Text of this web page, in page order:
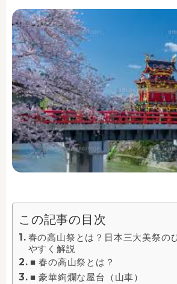
この記事の目次
春の高山祭とは？日本三大美祭の
やすく解説
■ 春の高山祭とは？
■ 豪華絢爛な屋台（山車）